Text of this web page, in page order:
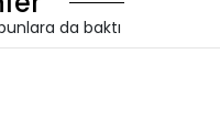
da baktı